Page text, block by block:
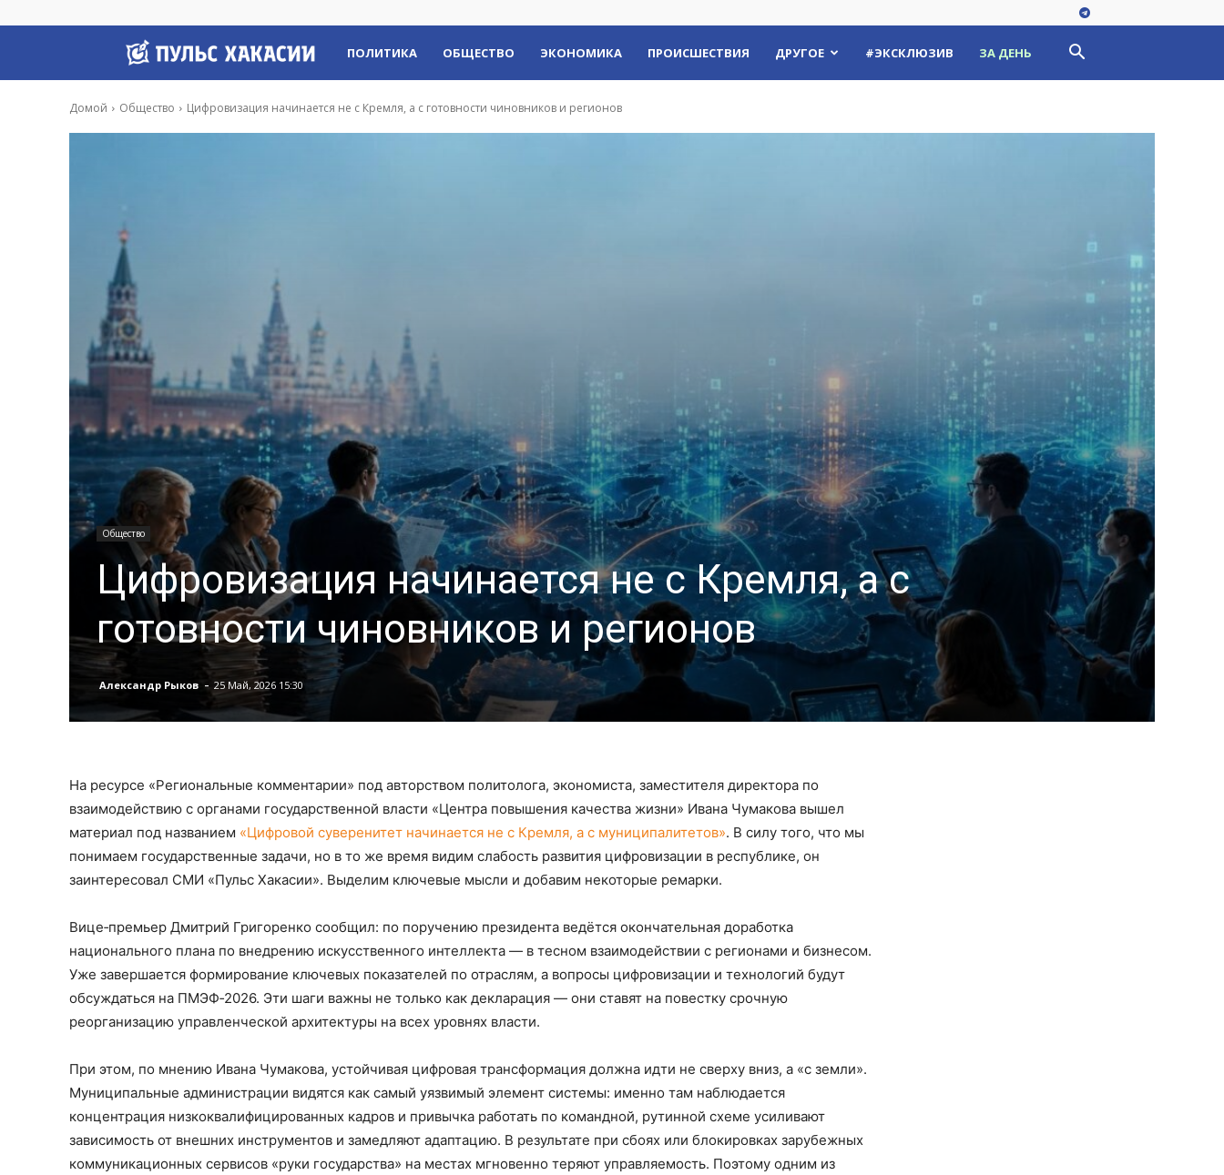
Пульс
Хакасии
ПОЛИТИКА ОБЩЕСТВО ЭКОНОМИКА ПРОИСШЕСТВИЯ ДРУГОЕ #ЭКСКЛЮЗИВ ЗА ДЕНЬ
Домой Общество Цифровизация начинается не с Кремля, а с готовности чиновников и регионов
Общество
Цифровизация начинается не с Кремля, а с
готовности чиновников и регионов
Александр Рыков - 25 Май, 2026 15:30
На ресурсе «Региональные комментарии» под авторством политолога, экономиста, заместителя директора по
взаимодействию с органами государственной власти «Центра повышения качества жизни» Ивана Чумакова вышел
материал под названием «Цифровой суверенитет начинается не с Кремля, а с муниципалитетов». В силу того, что мы
понимаем государственные задачи, но в то же время видим слабость развития цифровизации в республике, он
заинтересовал СМИ «Пульс Хакасии». Выделим ключевые мысли и добавим некоторые ремарки.
Вице‑премьер Дмитрий Григоренко сообщил: по поручению президента ведётся окончательная доработка
национального плана по внедрению искусственного интеллекта — в тесном взаимодействии с регионами и бизнесом.
Уже завершается формирование ключевых показателей по отраслям, а вопросы цифровизации и технологий будут
обсуждаться на ПМЭФ‑2026. Эти шаги важны не только как декларация — они ставят на повестку срочную
реорганизацию управленческой архитектуры на всех уровнях власти.
При этом, по мнению Ивана Чумакова, устойчивая цифровая трансформация должна идти не сверху вниз, а «с земли».
Муниципальные администрации видятся как самый уязвимый элемент системы: именно там наблюдается
концентрация низкоквалифицированных кадров и привычка работать по командной, рутинной схеме усиливают
зависимость от внешних инструментов и замедляют адаптацию. В результате при сбоях или блокировках зарубежных
коммуникационных сервисов «руки государства» на местах мгновенно теряют управляемость. Поэтому одним из